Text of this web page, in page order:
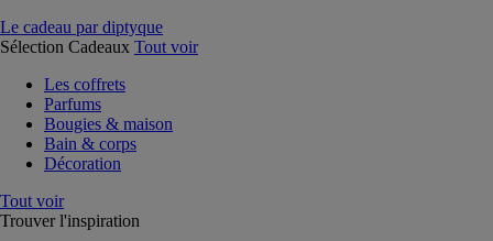
Le cadeau par diptyque
Sélection Cadeaux Tout voir
Les coffrets
Parfums
Bougies & maison
Bain & corps
Décoration
Tout voir
Trouver l'inspiration